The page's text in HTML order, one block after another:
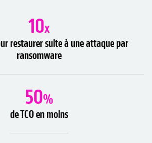
10x
restaurer suite à une attaque par
ransomware
50%
de TCO en moins